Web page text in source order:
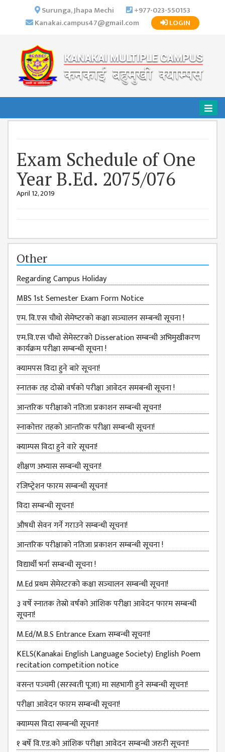
ABOUT US
INSTITUTIONAL
OVERVIEW
VISION MISSION
OBJECTIVES
ORGANIZATIONAL
STRUCTURE
ACTIVITIES &
CHALLENGES
KMC SOCIAL
PROGRESS
STRATEGIC PLAN
STATUTE
VALUABLE
SUPPORTER
INSTITUTIONAL
INDIVIDUAL
OUR TEAM
CAMPUS
WINGS
CAMPUS
GENERAL
ASSEMBLY
CAMPUS
MANAGEMENT
COMMITTEE
ACCOUNT
COMMITTEE
ADVISORY
COMMITTEE
COMMITTEE
SELF-
ASSESSMENT
TEAM (SAT)
INTERNAL
QUALITY
ASSURANCE
COMMITTEE
(IQAC)
SCHOLARSHIP
& STUDENTS
ASSISTANCE
COMMITTEE
Surunga, Jhapa Mechi
+977-023-550153
Kanakai.campus47@gmail.com
LOGIN
Exam Schedule of One
Year B.Ed. 2075/076
April 12, 2019
Other
Regarding Campus Holiday
MBS 1st Semester Exam Form Notice
एम. वि.एस चौथो सेमेष्‍टरको कक्षा सञ्‍चालन सम्‍बन्‍धी सूचना !
एम.वि.एस चौथो सेमेस्टरको Disseration सम्बन्धी अभिमुखीकरण
कार्यक्रम परीक्षा सम्बन्धी सूचना !
क्यामपस विदा हुने बारे सूचना!
स्‍नातक तह दोस्रो वर्षको परीक्षा आवेदन समबन्धी सूचना !
आन्तरिक परीक्षाको नतिजा प्रकाशन सम्बन्धी सूचना!
स्नाकोत्तर तहको आन्तरिक परीक्षा सम्बन्धी सूचना!
क्याम्पस विदा हुने वारे सूचना!
शीक्षण अभ्यास सम्बन्धी सूचना!
रजिष्‍ट्रेशन फारम सम्बन्धी सूचना!
विदा सम्बन्धी सूचना!
औषधी सेवन गर्ने गराउने सम्बन्धी सूचना!
आन्तरिक परीक्षाको नतिजा प्रकाशन सम्बन्धी सूचना !
विद्यार्थी भर्ना सम्बन्धी सूचना !
M.Ed प्रथम सेमेस्टरको कक्षा सञ्‍चालन सम्बन्धी सूचना!
३ वर्षे स्नातक तेस्रो वर्षको आंशिक परीक्षा आवेदन फारम सम्बन्धी
सूचना!
M.Ed/M.B.S Entrance Exam सम्बन्धी सूचना!
KELS(Kanakai English Language Society) English Poem
recitation competition notice
वसन्त पञ्‍चमी (सरस्वती पूजा) मा सहभागी हुने सम्बन्धी सूचना!
परीक्षा आवेदन फारम सम्बन्धी सूचना!
क्याम्पस विदा सम्बन्धी सूचना!
१ बर्षे वि.एड.को आंशिक परीक्षा आवेदन सम्बन्धी जरुरी सूचना!